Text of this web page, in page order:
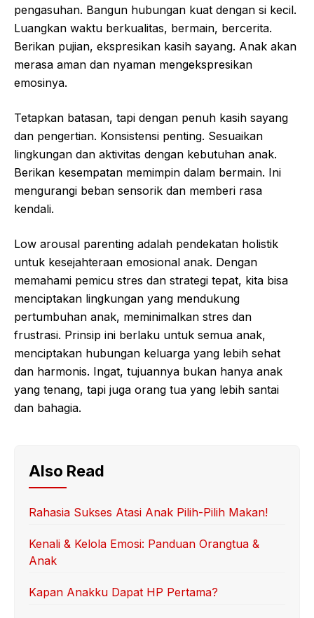
pengasuhan. Bangun hubungan kuat dengan si kecil.
Luangkan waktu berkualitas, bermain, bercerita.
Berikan pujian, ekspresikan kasih sayang. Anak akan
merasa aman dan nyaman mengekspresikan
emosinya.
Tetapkan batasan, tapi dengan penuh kasih sayang
dan pengertian. Konsistensi penting. Sesuaikan
lingkungan dan aktivitas dengan kebutuhan anak.
Berikan kesempatan memimpin dalam bermain. Ini
mengurangi beban sensorik dan memberi rasa
kendali.
Low arousal parenting adalah pendekatan holistik
untuk kesejahteraan emosional anak. Dengan
memahami pemicu stres dan strategi tepat, kita bisa
menciptakan lingkungan yang mendukung
pertumbuhan anak, meminimalkan stres dan
frustrasi. Prinsip ini berlaku untuk semua anak,
menciptakan hubungan keluarga yang lebih sehat
dan harmonis. Ingat, tujuannya bukan hanya anak
yang tenang, tapi juga orang tua yang lebih santai
dan bahagia.
Also Read
Rahasia Sukses Atasi Anak Pilih-Pilih Makan!
Kenali & Kelola Emosi: Panduan Orangtua &
Anak
Kapan Anakku Dapat HP Pertama?